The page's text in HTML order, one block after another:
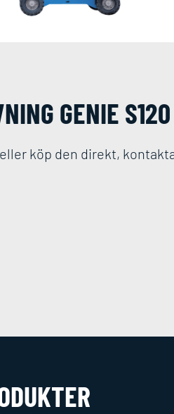
GENIE S120
köp den direkt,